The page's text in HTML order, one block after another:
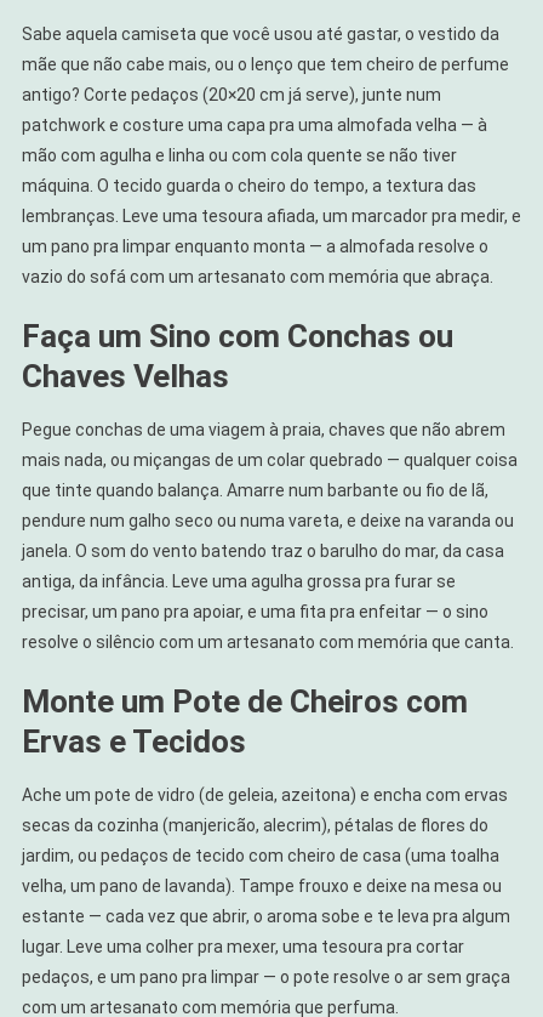
Sabe aquela camiseta que você usou até gastar, o vestido da
mãe que não cabe mais, ou o lenço que tem cheiro de perfume
antigo? Corte pedaços (20×20 cm já serve), junte num
patchwork e costure uma capa pra uma almofada velha — à
mão com agulha e linha ou com cola quente se não tiver
máquina. O tecido guarda o cheiro do tempo, a textura das
lembranças. Leve uma tesoura afiada, um marcador pra medir, e
um pano pra limpar enquanto monta — a almofada resolve o
vazio do sofá com um artesanato com memória que abraça.
Faça um Sino com Conchas ou
Chaves Velhas
Pegue conchas de uma viagem à praia, chaves que não abrem
mais nada, ou miçangas de um colar quebrado — qualquer coisa
que tinte quando balança. Amarre num barbante ou fio de lã,
pendure num galho seco ou numa vareta, e deixe na varanda ou
janela. O som do vento batendo traz o barulho do mar, da casa
antiga, da infância. Leve uma agulha grossa pra furar se
precisar, um pano pra apoiar, e uma fita pra enfeitar — o sino
resolve o silêncio com um artesanato com memória que canta.
Monte um Pote de Cheiros com
Ervas e Tecidos
Ache um pote de vidro (de geleia, azeitona) e encha com ervas
secas da cozinha (manjericão, alecrim), pétalas de flores do
jardim, ou pedaços de tecido com cheiro de casa (uma toalha
velha, um pano de lavanda). Tampe frouxo e deixe na mesa ou
estante — cada vez que abrir, o aroma sobe e te leva pra algum
lugar. Leve uma colher pra mexer, uma tesoura pra cortar
pedaços, e um pano pra limpar — o pote resolve o ar sem graça
com um artesanato com memória que perfuma.